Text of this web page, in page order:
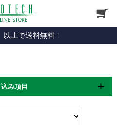
以上で送料無料！
み項目